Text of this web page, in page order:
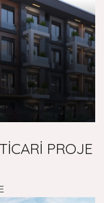
PROJE